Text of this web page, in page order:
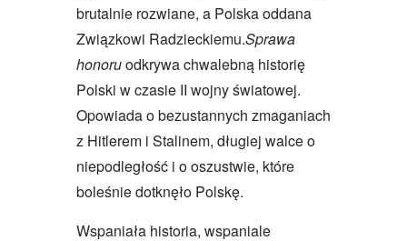
brutalnie rozwiane, a Polska oddana
Związkowi Radzieckiemu.Sprawa
honoruodkrywa chwalebną historię
Polski w czasie II wojny światowej.
Opowiada o bezustannych zmaganiach
z Hitlerem i Stalinem, długiej walce o
niepodległość i o oszustwie, które
boleśnie dotknęło Polskę.
Wspaniała historia, wspaniale